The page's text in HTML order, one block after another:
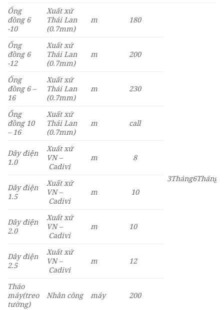
Ống
đồng 6
-10
Xuất xứ
Thái Lan
(0.7mm)
m 180
3Tháng6Tháng
Ống
đồng 6
-12
Xuất xứ
Thái Lan
(0.7mm)
m 200
Ống
đồng 6 –
16
Xuất xứ
Thái Lan
(0.7mm)
m 230
Ống
đồng 10
– 16
Xuất xứ
Thái Lan
(0.7mm)
m call
Dây điện
1.0
Xuất xứ
VN –
Cadivi
m 8
Dây điện
1.5
Xuất xứ
VN –
Cadivi
m 10
Dây điện
2.0
Xuất xứ
VN –
Cadivi
m 10
Dây điện
2.5
Xuất xứ
VN –
Cadivi
m 12
Tháo
máy(treo
tường)
Nhân công máy 200